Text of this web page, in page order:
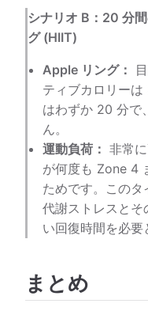
シナリオ B：20 分
グ (HIIT)
Apple リング：
ティブカロリー
はわずか 20 分で
ん。
運動負荷： 非常
が何度も Zone 4
ためです。この
代謝ストレスと
い回復時間を必要
まとめ